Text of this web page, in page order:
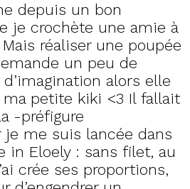
depuis un bon
je crochète une amie à
réaliser une poupée
un peu de
alors elle
ma petite kiki <3 Il fallait
-préfigure
me suis lancée dans
in Eloely : sans filet, au
crée ses proportions,